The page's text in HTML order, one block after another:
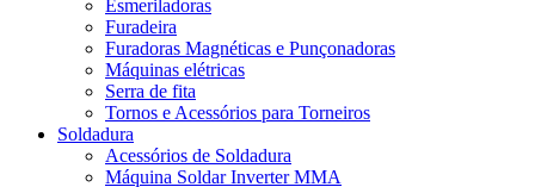
Esmeriladoras
Furadeira
Furadoras Magnéticas e Punçonadoras
Máquinas elétricas
Serra de fita
Tornos e Acessórios para Torneiros
Soldadura
Acessórios de Soldadura
Máquina Soldar Inverter MMA